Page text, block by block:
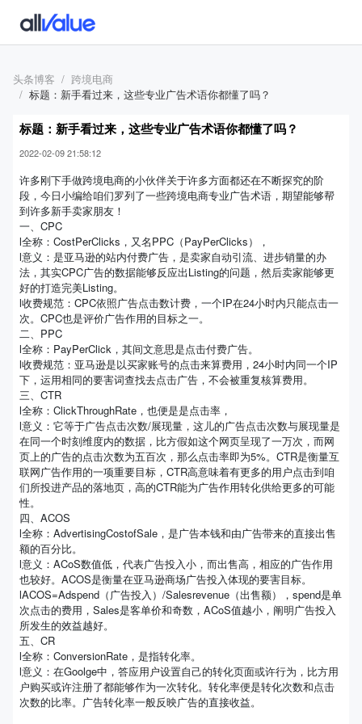
头条博客
跨境电商
标题：新手看过来，这些专业广告术语你都懂了吗？
标题：新手看过来，这些专业广告术语你都懂了吗？
2022-02-09 21:58:12
许多刚下手做跨境电商的小伙伴关于许多方面都还在不断探究的阶
段，今日小编给咱们罗列了一些跨境电商专业广告术语，期望能够帮
到许多新手卖家朋友！
一、CPC
l全称：CostPerClicks，又名PPC（PayPerClicks），
l意义：是亚马逊的站内付费广告，是卖家自动引流、进步销量的办
法，其实CPC广告的数据能够反应出Listing的问题，然后卖家能够更
好的打造完美Listing。
l收费规范：CPC依照广告点击数计费，一个IP在24小时内只能点击一
次。CPC也是评价广告作用的目标之一。
二、PPC
l全称：PayPerClick，其间文意思是点击付费广告。
l收费规范：亚马逊是以买家账号的点击来算费用，24小时内同一个IP
下，运用相同的要害词查找去点击广告，不会被重复核算费用。
三、CTR
l全称：ClickThroughRate，也便是是点击率，
l意义：它等于广告点击次数/展现量，这儿的广告点击次数与展现量是
在同一个时刻维度内的数据，比方假如这个网页呈现了一万次，而网
页上的广告的点击次数为五百次，那么点击率即为5%。CTR是衡量互
联网广告作用的一项重要目标，CTR高意味着有更多的用户点击到咱
们所投进产品的落地页，高的CTR能为广告作用转化供给更多的可能
性。
四、ACOS
l全称：AdvertisingCostofSale，是广告本钱和由广告带来的直接出售
额的百分比。
l意义：ACoS数值低，代表广告投入小，而出售高，相应的广告作用
也较好。ACOS是衡量在亚马逊商场广告投入体现的要害目标。
lACOS=Adspend（广告投入）/Salesrevenue（出售额），spend是单
次点击的费用，Sales是客单价和奇数，ACoS值越小，阐明广告投入
所发生的效益越好。
五、CR
l全称：ConversionRate，是指转化率。
l意义：在Goolge中，答应用户设置自己的转化页面或许行为，比方用
户购买或许注册了都能够作为一次转化。转化率便是转化次数和点击
次数的比率。广告转化率一般反映广告的直接收益。